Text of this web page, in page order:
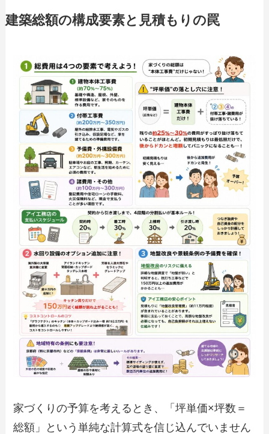
建築総額の構成要素と見積もりの罠
家づくりの予算を考えるとき、「坪単価×坪数＝
総額」という単純な計算式を信じ込んでいません